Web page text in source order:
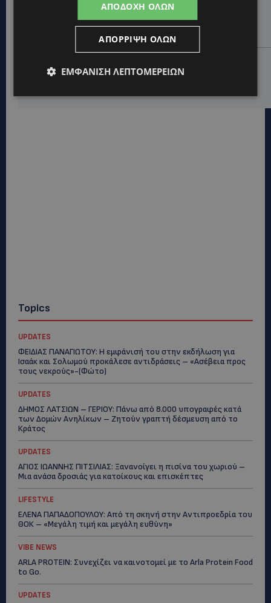
ΕΛΕΝΑ ΠΑΠΑΔΟΠΟΥΛΟΥ: Από τη σκηνή στην
Αντιπροεδρία του ΘΟΚ – «Μεγάλη τιμή και μεγάλη
ARLA PROTEIN: Συνεχίζει να καινοτομεί με το Arla
Topics
UPDATES
ΦΕΙΔΙΑΣ ΠΑΝΑΓΙΩΤΟΥ: Η εμφάνισή του στην εκδήλωση για
Ισαάκ και Σολωμού προκάλεσε αντιδράσεις – «Ασέβεια προς
τους νεκρούς»-(Φώτο)
UPDATES
ΔΗΜΟΣ ΛΑΤΣΙΩΝ – ΓΕΡΙΟΥ: Πάνω από 8.000 υπογραφές κατά
των Δομών Ανηλίκων – Ζητούν γραπτή δέσμευση από το
Κράτος
UPDATES
ΑΓΙΟΣ ΙΩΑΝΝΗΣ ΠΙΤΣΙΛΙΑΣ: Ξανανοίγει η πισίνα του χωριού –
Μια ανάσα δροσιάς για κατοίκους και επισκέπτες
LIFESTYLE
ΕΛΕΝΑ ΠΑΠΑΔΟΠΟΥΛΟΥ: Από τη σκηνή στην Αντιπροεδρία του
ΘΟΚ – «Μεγάλη τιμή και μεγάλη ευθύνη»
VIBE NEWS
ARLA PROTEIN: Συνεχίζει να καινοτομεί με το Arla Protein Food
to Go.
UPDATES
ΑΠΟΔΟΧΉ ΌΛΩΝ
ΑΠΌΡΡΙΨΗ ΌΛΩΝ
ΕΜΦΆΝΙΣΗ ΛΕΠΤΟΜΕΡΕΙΏΝ